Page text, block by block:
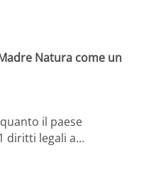
Natura come un
il paese
diritti legali a…